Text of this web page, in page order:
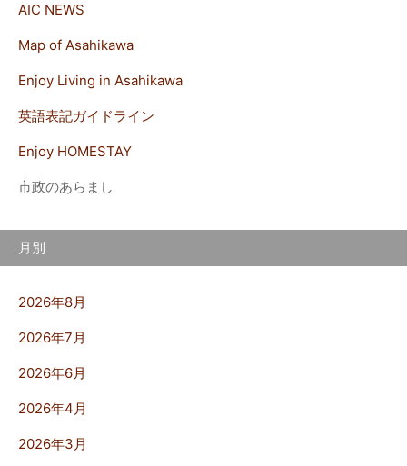
AIC NEWS
Map of Asahikawa
Enjoy Living in Asahikawa
英語表記ガイドライン
Enjoy HOMESTAY
市政のあらまし
月別
2026年8月
2026年7月
2026年6月
2026年4月
2026年3月